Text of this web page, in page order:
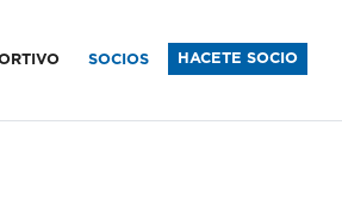
SOCIOS HACETE SOCIO